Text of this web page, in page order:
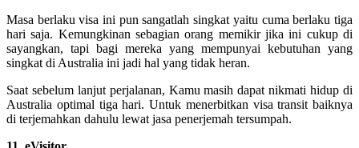
Masa berlaku visa ini pun sangatlah singkat yaitu cuma berlaku tiga
hari saja. Kemungkinan sebagian orang memikir jika ini cukup di
sayangkan, tapi bagi mereka yang mempunyai kebutuhan yang
singkat di Australia ini jadi hal yang tidak heran.
Saat sebelum lanjut perjalanan, Kamu masih dapat nikmati hidup di
Australia optimal tiga hari. Untuk menerbitkan visa transit baiknya
di terjemahkan dahulu lewat jasa penerjemah tersumpah.